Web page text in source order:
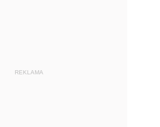
REKLAMA